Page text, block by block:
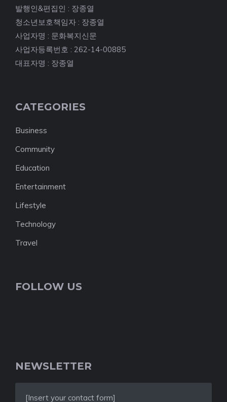
발행인&편집인 : 장종열
청소년보호책임자 : 장종열
사업자명 : 문화복지신문
사업자등록번호 : 262-14-00885
대표자명 : 장종열
CATEGORIES
Business
Community
Education
Entertainment
Lifestyle
Technology
Travel
FOLLOW US
NEWSLETTER
[Insert your contact form]